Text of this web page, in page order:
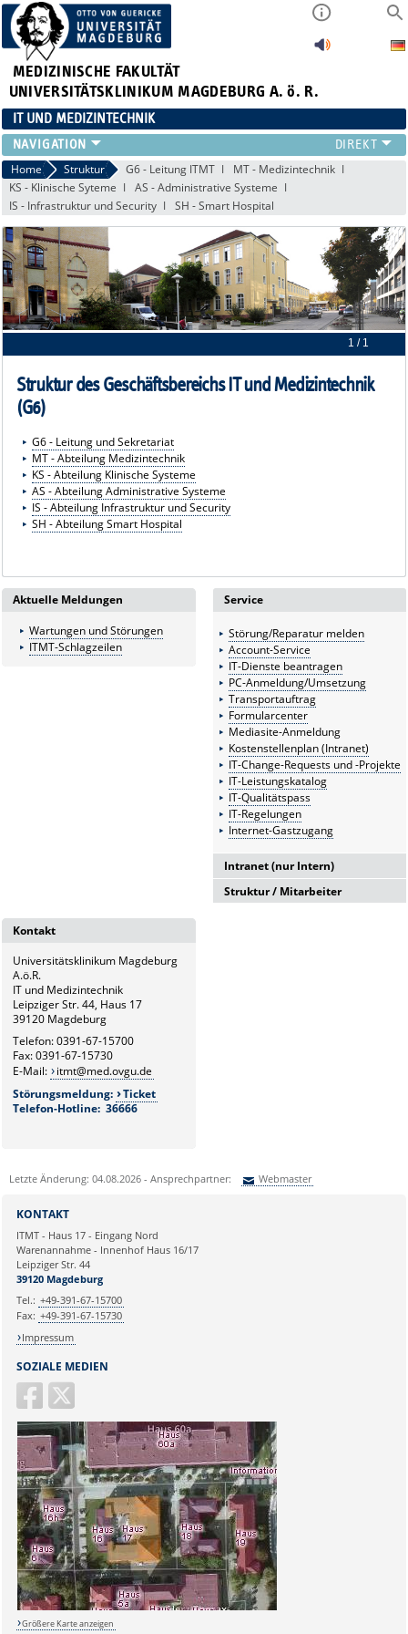
MEDIZINISCHE FAKULTÄT
UNIVERSITÄTSKLINIKUM MAGDEBURG A. ö. R.
IT UND MEDIZINTECHNIK
LEISTUNGSANGEBOT
SERVICE
STRUKTUR
APPS
Home Struktur G6 - Leitung ITMT
MT - Medizintechnik
KS - Klinische Syteme
AS - Administrative Systeme
IS - Infrastruktur und Security
SH - Smart Hospital
1 / 1
Struktur des Geschäftsbereichs IT und Medizintechnik
(G6)
G6 - Leitung und Sekretariat
MT - Abteilung Medizintechnik
KS - Abteilung Klinische Systeme
AS - Abteilung Administrative Systeme
IS - Abteilung Infrastruktur und Security
SH - Abteilung Smart Hospital
Aktuelle Meldungen
Wartungen und Störungen
ITMT-Schlagzeilen
Service
Störung/Reparatur melden
Account-Service
IT-Dienste beantragen
PC-Anmeldung/Umsetzung
Transportauftrag
Formularcenter
Mediasite-Anmeldung
Kostenstellenplan (Intranet)
IT-Change-Requests und -Projekte
IT-Leistungskatalog
IT-Qualitätspass
IT-Regelungen
Internet-Gastzugang
Intranet (nur Intern)
Intranetserver
Struktur / Mitarbeiter
G6.5
Kontakt
Universitätsklinikum Magdeburg
A.ö.R.
IT und Medizintechnik
Leipziger Str. 44, Haus 17
39120 Magdeburg
Telefon: 0391-67-15700
Fax: 0391-67-15730
E-Mail:
itmt@med.ovgu.de
Störungsmeldung:
Ticket
Telefon-Hotline: 36666
Letzte Änderung: 04.08.2026 - Ansprechpartner: Webmaster
Ihre E-Mailadresse:
Ihr Anliegen:
SOZIALE MEDIEN
KONTAKT
ITMT - Haus 17 - Eingang Nord
Warenannahme - Innenhof Haus 16/17
Leipziger Str. 44
39120 Magdeburg
Tel.: +49-391-67-15700
Fax: +49-391-67-15730
Impressum
Größere Karte anzeigen